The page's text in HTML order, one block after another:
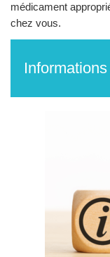
médicament
chez vous.
Informations